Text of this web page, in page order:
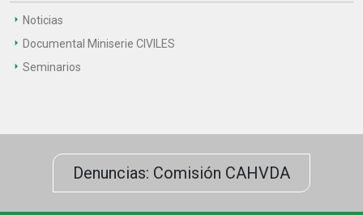
Noticias
Documental Miniserie CIVILES
Seminarios
Denuncias: Comisión CAHVDA